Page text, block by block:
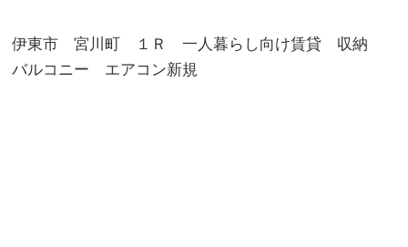
伊東市 宮川町 １Ｒ 一人暮らし向け賃貸 収納
バルコニー エアコン新規